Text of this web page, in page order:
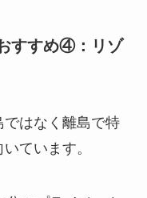
すすめ④：リゾ
ではなく離島で特
ています。